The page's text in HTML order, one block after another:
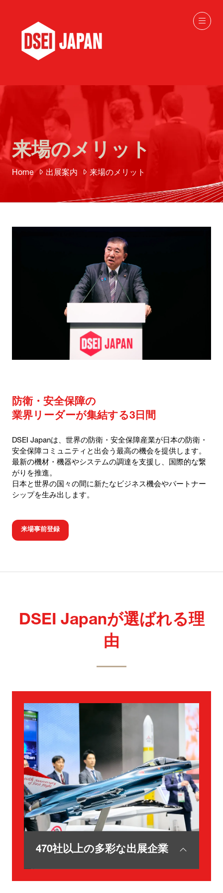
Home 出展案内 来場のメリット
来場のメリット
防衛・安全保障の
業界リーダーが集結する3日間
DSEI Japanは、世界の防衛・安全保障産業が日本の防衛・
安全保障コミュニティと出会う最高の機会を提供します。
最新の機材・機器やシステムの調達を支援し、国際的な繋
がりを推進。
日本と世界の国々の間に新たなビジネス機会やパートナー
シップを生み出します。
来場事前登録
(OPENS
IN
DSEI Japanが選ばれる理
由
470社以上の多彩な出展企業